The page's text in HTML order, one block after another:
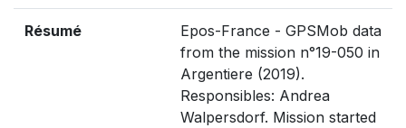
Résumé
Epos-France - GPSMob data
from the mission n°19-050 in
Argentiere (2019).
Responsibles: Andrea
Walpersdorf. Mission started